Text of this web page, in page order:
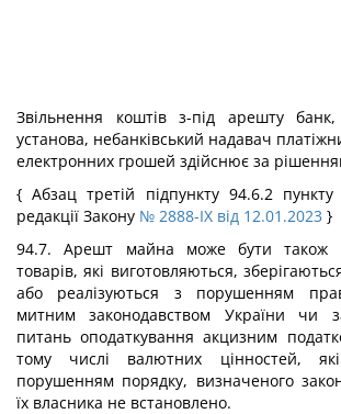
Звільнення коштів з-під арешту
установа, небанківський надавач
електронних грошей здійснює за
{ Абзац третій підпункту 94.6.2
редакції Закону № 2888-IX від 12.01.2023 }
94.7. Арешт майна може бути також
товарів, які виготовляються,
або реалізуються з порушенням
митним законодавством України чи
питань оподаткування акцизним
тому числі валютних цінностей,
порушенням порядку, визначеного
їх власника не встановлено.